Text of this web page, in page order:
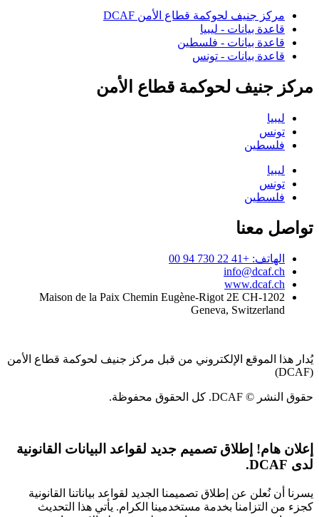
مركز جنيف لحوكمة قطاع الأمن DCAF
قاعدة بيانات - ليبيا
قاعدة بيانات - فلسطين
قاعدة بيانات - تونس
مركز جنيف لحوكمة قطاع الأمن
ليبيا
تونس
فلسطين
ليبيا
تونس
فلسطين
تواصل معنا
الهاتف: +41 22 730 94 00
info@dcaf.ch
www.dcaf.ch
Maison de la Paix Chemin Eugène-Rigot 2E CH-1202
Geneva, Switzerland
يُدار هذا الموقع الإلكتروني من قبل مركز جنيف لحوكمة قطاع الأمن
(DCAF)
حقوق النشر © DCAF. كل الحقوق محفوظة.
إعلان هام! إطلاق تصميم جديد لقواعد البيانات القانونية
لدى DCAF.
يسرنا أن نُعلن عن إطلاق تصميمنا الجديد لقواعد بياناتنا القانونية
كجزء من التزامنا بخدمة مستخدمينا الكرام. يأتي هذا التحديث